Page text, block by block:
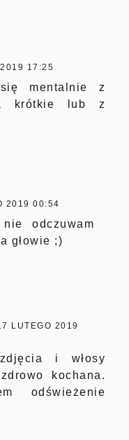
17:25
mentalnie z
krótkie lub z
2019 00:54
odczuwam
głowie ;)
LUTEGO 2019
i włosy
kochana.
odświeżenie